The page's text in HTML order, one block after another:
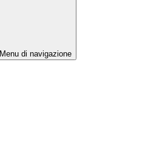
Menu di navigazione